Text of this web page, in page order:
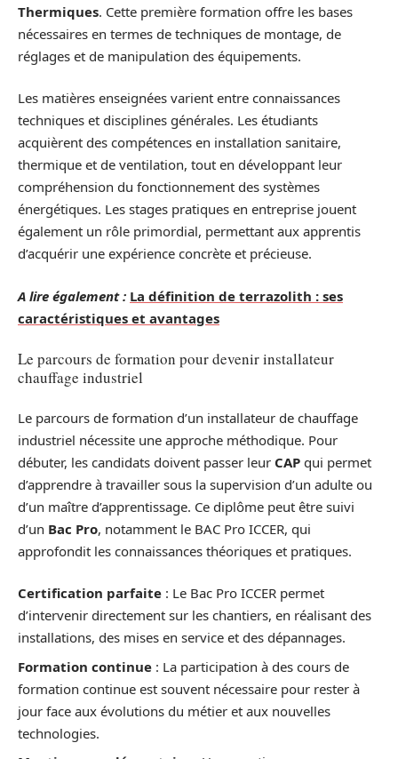
Thermiques. Cette première formation offre les bases
nécessaires en termes de techniques de montage, de
réglages et de manipulation des équipements.
Les matières enseignées varient entre connaissances
techniques et disciplines générales. Les étudiants
acquièrent des compétences en installation sanitaire,
thermique et de ventilation, tout en développant leur
compréhension du fonctionnement des systèmes
énergétiques. Les stages pratiques en entreprise jouent
également un rôle primordial, permettant aux apprentis
d’acquérir une expérience concrète et précieuse.
A lire également : La définition de terrazolith : ses
caractéristiques et avantages
Le parcours de formation pour devenir installateur
chauffage industriel
Le parcours de formation d’un installateur de chauffage
industriel nécessite une approche méthodique. Pour
débuter, les candidats doivent passer leur CAP qui permet
d’apprendre à travailler sous la supervision d’un adulte ou
d’un maître d’apprentissage. Ce diplôme peut être suivi
d’un Bac Pro, notamment le BAC Pro ICCER, qui
approfondit les connaissances théoriques et pratiques.
Certification parfaite : Le Bac Pro ICCER permet
d’intervenir directement sur les chantiers, en réalisant des
installations, des mises en service et des dépannages.
Formation continue : La participation à des cours de
formation continue est souvent nécessaire pour rester à
jour face aux évolutions du métier et aux nouvelles
technologies.